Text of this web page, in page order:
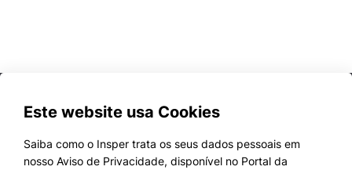
Este website usa Cookies
Saiba como o Insper trata os seus dados pessoais em
nosso Aviso de Privacidade, disponível no Portal da